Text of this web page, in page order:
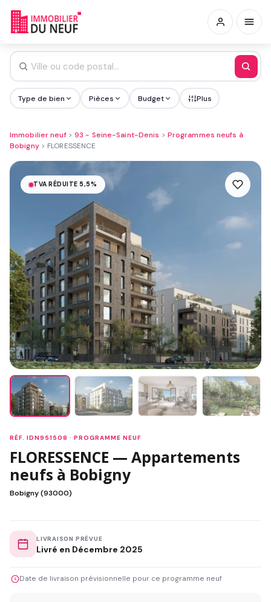
Type de bien Pièces Budget Plus
Immobilier neuf> 93 - Seine-Saint-Denis > Programmes neufs à
Bobigny> FLORESSENCE
TVA RÉDUITE 5,5%
RÉF. IDN951508 · PROGRAMME NEUF
FLORESSENCE — Appartements
neufs à Bobigny
Bobigny (93000)
LIVRAISON PRÉVUE
Livré en Décembre 2025
Date de livraison prévisionnelle pour ce programme neuf